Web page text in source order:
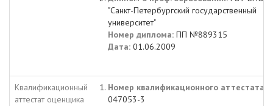
"Санкт-Петербургский государственный
университет"
Номер диплома: ПП №889315
Дата: 01.06.2009
Квалификационный
аттестат оценщика
Номер квалификационного аттестата:
047053-3